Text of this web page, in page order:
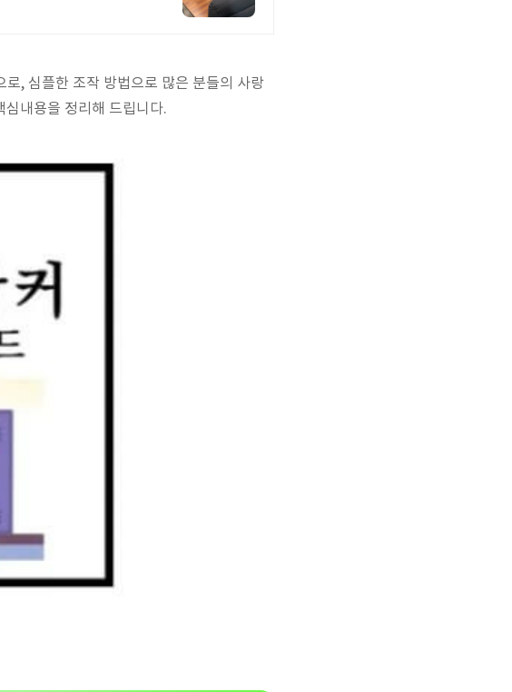
, 심플한 조작 방법으로 많은 분들의 사랑
내용을 정리해 드립니다.